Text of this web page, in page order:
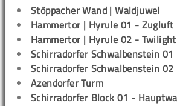
Stöppacher Wand | Waldjuwel
Hammertor | Hyrule 01 - Zugluft
Hammertor | Hyrule 02 -
Schirradorfer Schwalbenstein
Schirradorfer Schwalbenstein 02
Azendorfer Turm
Schirradorfer Block 01 -